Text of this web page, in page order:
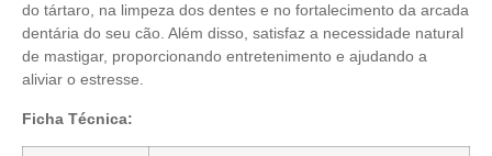
do tártaro, na limpeza dos dentes e no fortalecimento da arcada
dentária do seu cão. Além disso, satisfaz a necessidade natural
de mastigar, proporcionando entretenimento e ajudando a
aliviar o estresse.
Ficha Técnica: